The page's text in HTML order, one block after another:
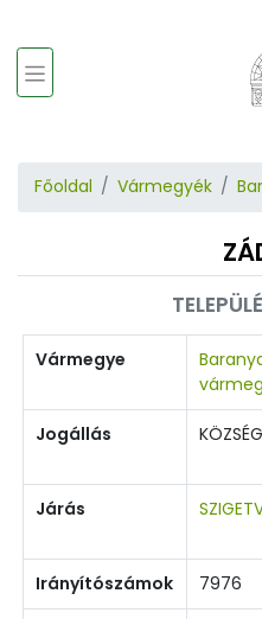
Főoldal Vármegyék
Vármegye
Jogállás KÖZSÉG
Járás
Irányítószámok 7976